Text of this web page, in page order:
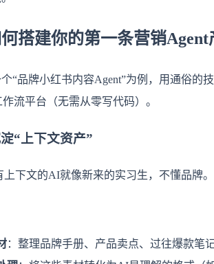
搭建你的第一条营销Agent
“品牌小红书内容Agent”为例，用通俗的
流平台（无需从零写代码）。
“上下文资产”
上下文的AI就像新来的实习生，不懂品牌
：整理品牌手册、产品卖点、过往爆款笔